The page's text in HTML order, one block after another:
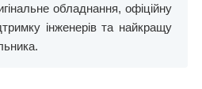
обладнання, офіційну
інженерів та найкращу